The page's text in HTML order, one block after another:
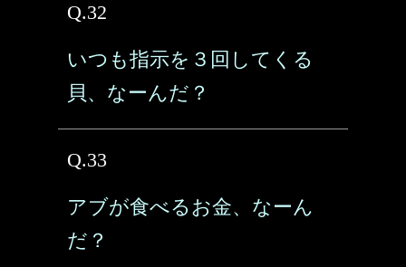
Q.32
いつも指示を３回してくる
貝、なーんだ？
Q.33
アブが食べるお金、なーん
だ？